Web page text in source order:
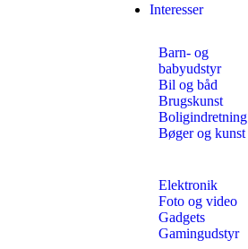
Interesser
Barn- og
babyudstyr
Bil og båd
Brugskunst
Boligindretning
Bøger og kunst
Elektronik
Foto og video
Gadgets
Gamingudstyr